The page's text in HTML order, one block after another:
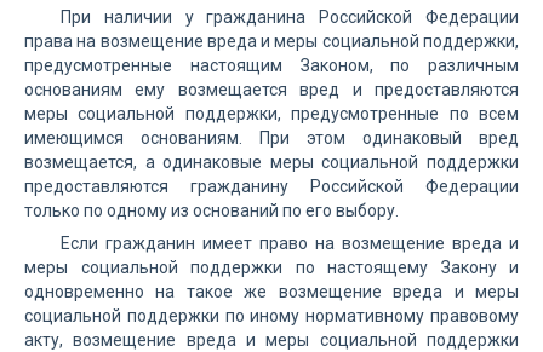
При наличии у гражданина Российской Федерации
права на возмещение вреда и меры социальной поддержки,
предусмотренные настоящим Законом, по различным
основаниям ему возмещается вред и предоставляются
меры социальной поддержки, предусмотренные по всем
имеющимся основаниям. При этом одинаковый вред
возмещается, а одинаковые меры социальной поддержки
предоставляются гражданину Российской Федерации
только по одному из оснований по его выбору.
Если гражданин имеет право на возмещение вреда и
меры социальной поддержки по настоящему Закону и
одновременно на такое же возмещение вреда и меры
социальной поддержки по иному нормативному правовому
акту, возмещение вреда и меры социальной поддержки